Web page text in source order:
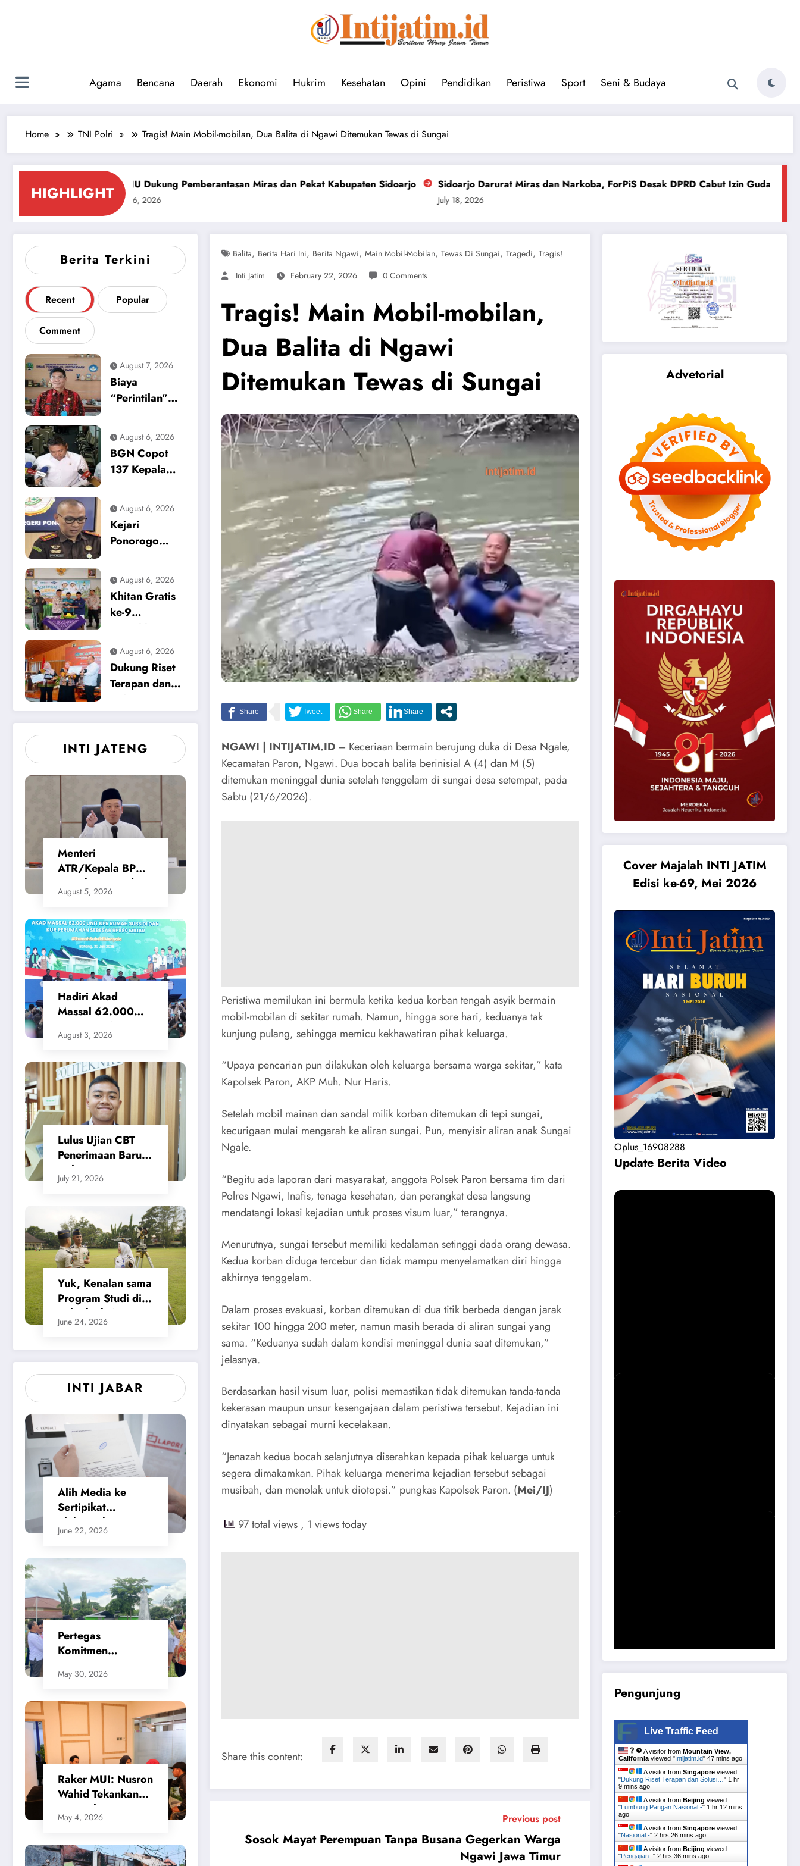
Agama Bencana Daerah Ekonomi Hukrim Kesehatan Opini Pendidikan Peristiwa Sport Seni & Budaya
Home TNI Polri Tragis! Main Mobil-mobilan, Dua Balita di Ngawi Ditemukan Tewas di Sungai
HIGHLIGHT
PCNU Dukung Pemberantasan Miras dan Pekat Kabupaten Sidoarjo
July 26, 2026
Sidoarjo Darurat Miras dan Narkoba, ForPiS Desak DPRD Cabut Izin Gudang Berkedok Toko
Berita Terkini
Recent Popular
Comment
August 7, 2026
Biaya
“Perintilan”
Mencekik,
Dikpora
Magetan Buka
Suara Soal
Seragam dan
Modul
August 6, 2026
BGN Copot
137 Kepala
Sinyal Tegas
Zero Tolerance
Keracunan
Makanan dan
August 6, 2026
Kejari
Ponorogo
Tersangka
Baru, Kasus
Dugaan
Korupsi
Perumahan
DPRD 2023-
2026
August 6, 2026
Khitan Gratis
ke-9
HUT ke-12
Media Pewarta
di Magetan
August 6, 2026
Dukung Riset
Terapan dan
Lingkungan,
Pemkab
Magetan
Apresiasi
ICAPSTURE
2026 Unesa
INTI JATENG
Menteri
ATR/Kepala BPN
Tetapkan Standar
Waktu Layanan
Tanah dan
Peralihan Hak
August 5, 2026
Hadiri Akad
Massal 62.000
KPR Rumah
Subsidi, Menteri
Tanah Beri
Kepastian bagi
Masyarakat
August 3, 2026
Lulus Ujian CBT
Penerimaan Baru,
Calon Taruna/i
Politeknik Agraria
Lanjutan
July 21, 2026
Yuk, Kenalan sama
Program Studi di
Politeknik Agraria
STPN
June 24, 2026
INTI JABAR
Alih Media ke
Sertipikat
Elektronik,
Masyarakat
Praktis dan
Berikan Rasa
Aman
June 22, 2026
Pertegas
Komitmen
SMSI Apresiasi
Walikota Cilegon
May 30, 2026
​Raker MUI: Nusron
Wahid Tekankan
Keseimbangan
Sistem
Bencana
May 4, 2026
Balita, Berita Hari Ini, Berita Ngawi, Main Mobil-Mobilan, Tewas Di Sungai, Tragedi, Tragis!
Inti Jatim
February 22, 2026 0 Comments
Tragis! Main Mobil-mobilan,
Dua Balita di Ngawi
Ditemukan Tewas di Sungai
NGAWI | INTIJATIM.ID – Keceriaan bermain berujung duka di Desa Ngale,
Kecamatan Paron, Ngawi. Dua bocah balita berinisial A (4) dan M (5)
ditemukan meninggal dunia setelah tenggelam di sungai desa setempat, pada
Sabtu (21/6/2026).
​Peristiwa memilukan ini bermula ketika kedua korban tengah asyik bermain
mobil-mobilan di sekitar rumah. Namun, hingga sore hari, keduanya tak
kunjung pulang, sehingga memicu kekhawatiran pihak keluarga.
“Upaya pencarian pun dilakukan oleh keluarga bersama warga sekitar,” kata
Kapolsek Paron, AKP Muh. Nur Haris.
Setelah mobil mainan dan sandal milik korban ditemukan di tepi sungai,
kecurigaan mulai mengarah ke aliran sungai. Pun, menyisir aliran anak Sungai
Ngale.
“Begitu ada laporan dari masyarakat, anggota Polsek Paron bersama tim dari
Polres Ngawi, Inafis, tenaga kesehatan, dan perangkat desa langsung
mendatangi lokasi kejadian untuk proses visum luar,” terangnya.
Menurutnya, sungai tersebut memiliki kedalaman setinggi dada orang dewasa.
Kedua korban diduga tercebur dan tidak mampu menyelamatkan diri hingga
akhirnya tenggelam.
Dalam proses evakuasi, korban ditemukan di dua titik berbeda dengan jarak
sekitar 100 hingga 200 meter, namun masih berada di aliran sungai yang
sama. “Keduanya sudah dalam kondisi meninggal dunia saat ditemukan,”
jelasnya.
Berdasarkan hasil visum luar, polisi memastikan tidak ditemukan tanda-tanda
kekerasan maupun unsur kesengajaan dalam peristiwa tersebut. Kejadian ini
dinyatakan sebagai murni kecelakaan.
“Jenazah kedua bocah selanjutnya diserahkan kepada pihak keluarga untuk
segera dimakamkan. Pihak keluarga menerima kejadian tersebut sebagai
musibah, dan menolak untuk diotopsi.” pungkas Kapolsek Paron. (Mei/IJ)
97 total views , 1 views today
Share this content:
Previous post
Sosok Mayat Perempuan Tanpa Busana Gegerkan Warga
Ngawi Jawa Timur
Advetorial
Cover Majalah INTI JATIM
Edisi ke-69, Mei 2026
Oplus_16908288
Update Berita Video
Pengunjung
Live Traffic Feed
A visitor from Mountain View,
Californiaviewed " Intijatim.id" 47 mins ago
A visitor from Singapore viewed
"Dukung Riset Terapan dan Solusi…" 1 hr
9 mins ago
A visitor from Beijing viewed
"Lumbung Pangan Nasional -" 1 hr 12 mins
ago
A visitor from Singapore viewed
"Nasional -" 2 hrs 26 mins ago
A visitor from Beijing viewed
"Pengajian -" 2 hrs 36 mins ago